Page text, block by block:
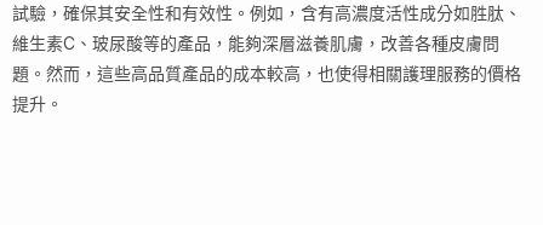
試驗，確保其安全性和有效性。例如，含有高濃度活性成分如胜肽、
維生素C、玻尿酸等的產品，能夠深層滋養肌膚，改善各種皮膚問
題。然而，這些高品質產品的成本較高，也使得相關護理服務的價格
提升。